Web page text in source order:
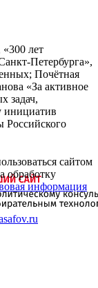
лет
Петербурга»,
Почётная
«За активное
задач,
инициатив
Российского
сайтом
обработку
информация